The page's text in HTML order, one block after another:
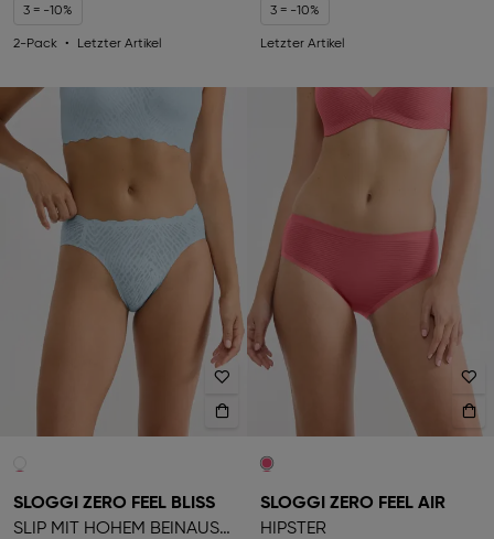
3 = -10%
2-Pack Letzter Artikel
3 = -10%
Letzter Artikel
SLOGGI ZERO FEEL BLISS
SLIP MIT HOHEM BEINAUSSCHNITT
SLOGGI ZERO FEEL AIR
HIPSTER